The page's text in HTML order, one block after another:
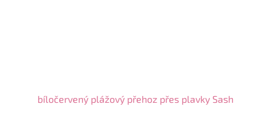
bíločervený plážový přehoz přes plavky Sash